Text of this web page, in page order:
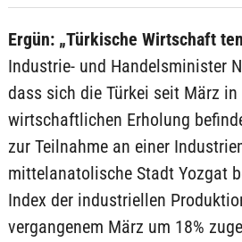
Ergün: „Türkische Wirtschaft
Industrie- und Handelsminister
dass sich die Türkei seit März in
wirtschaftlichen Erholung
zur Teilnahme an einer
mittelanatolische Stadt Yozgat
Index der industriellen
vergangenem März um 18%